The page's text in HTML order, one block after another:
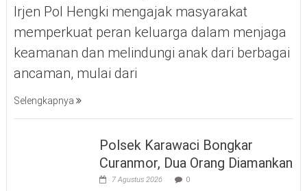
Irjen Pol Hengki mengajak masyarakat
memperkuat peran keluarga dalam menjaga
keamanan dan melindungi anak dari berbagai
ancaman, mulai dari
Selengkapnya
Polsek Karawaci Bongkar
Curanmor, Dua Orang Diamankan
7 Agustus 2026 0